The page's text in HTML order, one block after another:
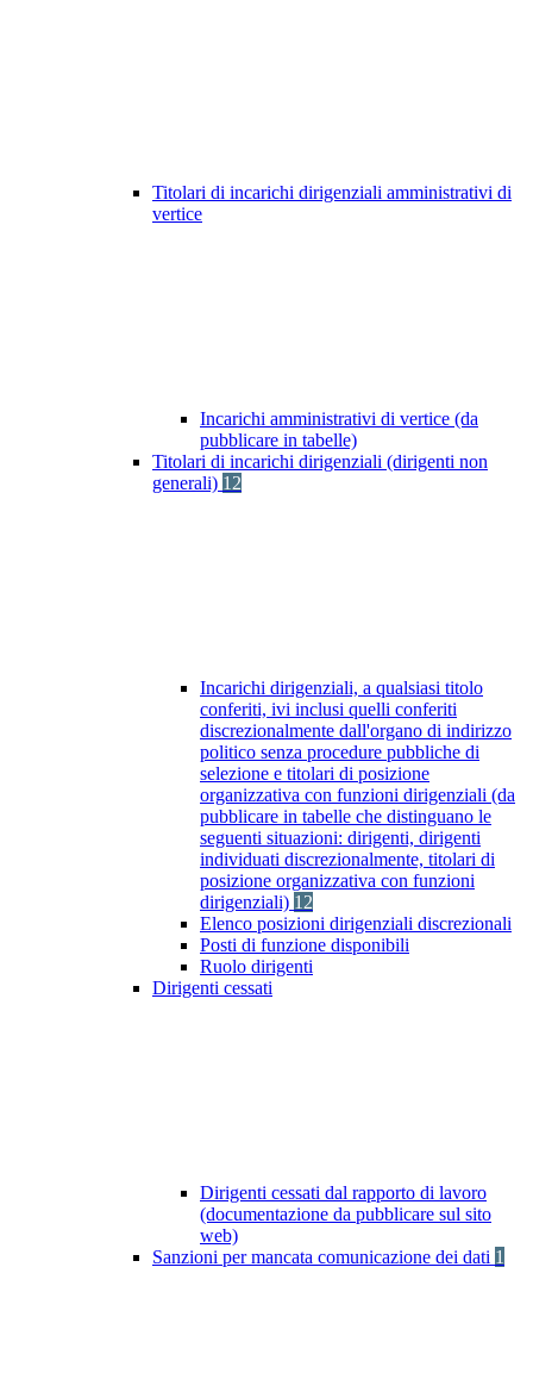
Titolari di incarichi dirigenziali amministrativi di
vertice
Incarichi amministrativi di vertice (da
pubblicare in tabelle)
Titolari di incarichi dirigenziali (dirigenti non
generali) 12
Incarichi dirigenziali, a qualsiasi titolo
conferiti, ivi inclusi quelli conferiti
discrezionalmente dall'organo di indirizzo
politico senza procedure pubbliche di
selezione e titolari di posizione
organizzativa con funzioni dirigenziali (da
pubblicare in tabelle che distinguano le
seguenti situazioni: dirigenti, dirigenti
individuati discrezionalmente, titolari di
posizione organizzativa con funzioni
dirigenziali) 12
Elenco posizioni dirigenziali discrezionali
Posti di funzione disponibili
Ruolo dirigenti
Dirigenti cessati
Dirigenti cessati dal rapporto di lavoro
(documentazione da pubblicare sul sito
web)
Sanzioni per mancata comunicazione dei dati 1